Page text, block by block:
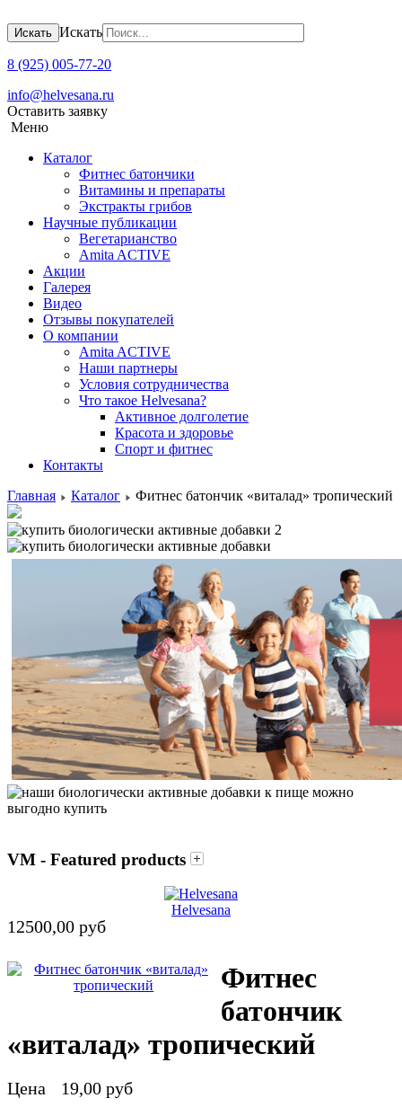
Искать Искать
8 (925) 005-77-20
info@helvesana.ru
Оставить заявку
Меню
Каталог
Фитнес батончики
Витамины и препараты
Экстракты грибов
Научные публикации
Вегетарианство
Amita ACTIVE
Акции
Галерея
Видео
Отзывы покупателей
О компании
Amita ACTIVЕ
Наши партнеры
Условия сотрудничества
Что такое Helvesana?
Активное долголетие
Красота и здоровье
Спорт и фитнес
Контакты
Главная
Каталог Фитнес батончик «виталад» тропический
VM - Featured products
Helvesana
12500,00 руб
Фитнес
батончик
«виталад» тропический
Цена 19,00 руб